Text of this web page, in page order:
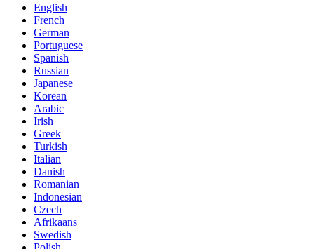
English
French
German
Portuguese
Spanish
Russian
Japanese
Korean
Arabic
Irish
Greek
Turkish
Italian
Danish
Romanian
Indonesian
Czech
Afrikaans
Swedish